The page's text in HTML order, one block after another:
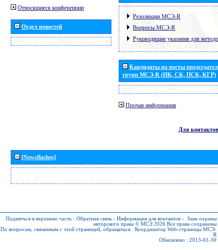
Относящиеся конференции
Отдел новостей
Резолюции МСЭ-R
Вопросы МСЭ-R
Руководящие указания для
Кандидаты на посты
групп МСЭ-R (ИК, СК, ПСК, КГР)
Прочая информация
Для контактов
[Newsflashes]
Подняться в верхнюю часть - Обратная связь - Информация для контактов - Знак охраны
авторского права © МСЭ 2026 Все права сохранены
По вопросам, связанным с этой страницей, обращаться : Координатор Web-страницы МСЭ-
R
Обновлено : 2013-01-30